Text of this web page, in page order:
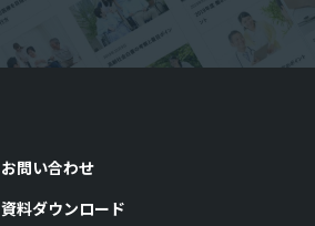
お問い合わせ
資料ダウンロード